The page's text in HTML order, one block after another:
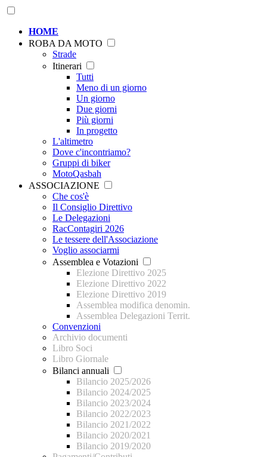
HOME
ROBA DA MOTO
Strade
Itinerari
Tutti
Meno di un giorno
Un giorno
Due giorni
Più giorni
In progetto
L'altimetro
Dove c'incontriamo?
Gruppi di biker
MotoQasbah
ASSOCIAZIONE
Che cos'è
Il Consiglio Direttivo
Le Delegazioni
RacContagiri 2026
Le tessere dell'Associazione
Voglio associarmi
Assemblea e Votazioni
Elezione Direttivo 2025
Elezione Direttivo 2022
Elezione Direttivo 2019
Assemblea modifica denomin.
Assemblea Delegazioni Territ.
Convenzioni
Archivio documenti
Libro Soci
Libro Giornale
Bilanci annuali
Bilancio 2025/2026
Bilancio 2024/2025
Bilancio 2023/2024
Bilancio 2022/2023
Bilancio 2021/2022
Bilancio 2020/2021
Bilancio 2019/2020